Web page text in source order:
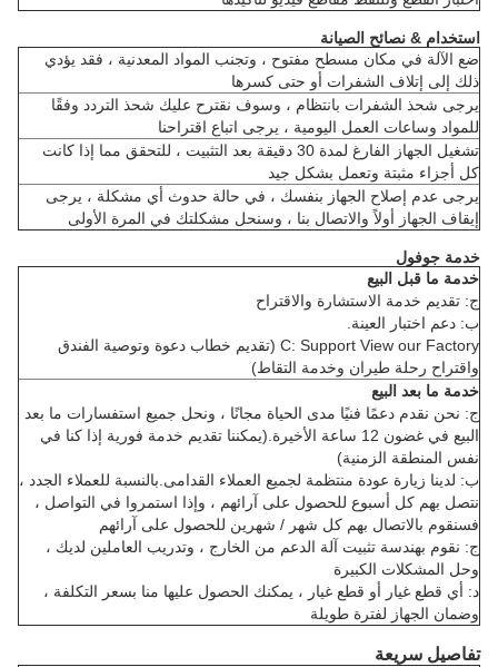
استخدام & نصائح الصيانة
ضع الآلة في مكان مسطح مفتوح ، وتجنب المواد المعدنية ، فقد يؤدي
ذلك إلى إتلاف الشفرات أو حتى كسرها
يرجى شحذ الشفرات بانتظام ، وسوف نقترح عليك شحذ التردد وفقًا
للمواد وساعات العمل اليومية ، يرجى اتباع اقتراحنا
تشغيل الجهاز الفارغ لمدة 30 دقيقة بعد التثبيت ، للتحقق مما إذا كانت
كل أجزاء مثبتة وتعمل بشكل جيد
يرجى عدم إصلاح الجهاز بنفسك ، في حالة حدوث أي مشكلة ، يرجى
إيقاف الجهاز أولاً والاتصال بنا ، وسنحل مشكلتك في المرة الأولى
خدمة جوفول
خدمة ما قبل البيع
ج: تقديم خدمة الاستشارة والاقتراح
ب: دعم اختبار العينة.
C: Support View our Factory (تقديم خطاب دعوة وتوصية الفندق
واقتراح رحلة طيران وخدمة التقاط)
خدمة ما بعد البيع
ج: نحن نقدم دعمًا فنيًا مدى الحياة مجانًا ، ونحل جميع استفسارات ما بعد
البيع في غضون 12 ساعة الأخيرة.(يمكننا تقديم خدمة فورية إذا كنا في
نفس المنطقة الزمنية)
ب: لدينا زيارة عودة منتظمة لجميع العملاء القدامى.بالنسبة للعملاء الجدد ،
نتصل بهم كل أسبوع للحصول على آرائهم ، وإذا استمروا في التواصل ،
فسنقوم بالاتصال بهم كل شهر / شهرين للحصول على آرائهم
ج: نقوم بهندسة تثبيت آلة الدعم من الخارج ، وتدريب العاملين لديك ،
وحل المشكلات الكبيرة
د: أي قطع غيار أو قطع غيار ، يمكنك الحصول عليها منا بسعر التكلفة ،
وضمان الجهاز لفترة طويلة
تفاصيل سريعة